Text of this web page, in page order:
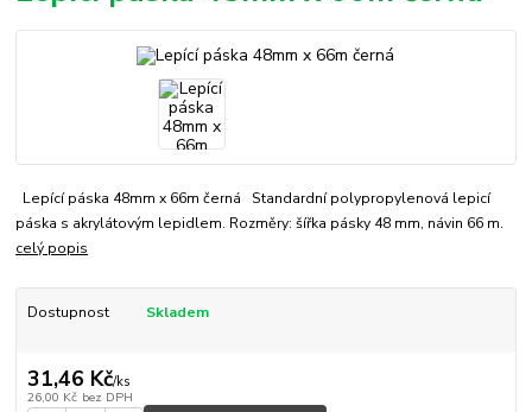
Lepící páska 48mm x 66m černá Standardní polypropylenová lepicí
páska s akrylátovým lepidlem. Rozměry: šířka pásky 48 mm, návin 66 m.
celý popis
Dostupnost Skladem
31,46 Kč/ks
26,00 Kč bez DPH